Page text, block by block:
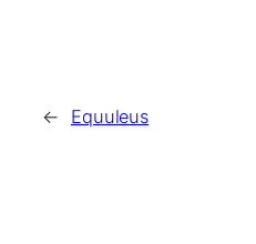
← Equuleus